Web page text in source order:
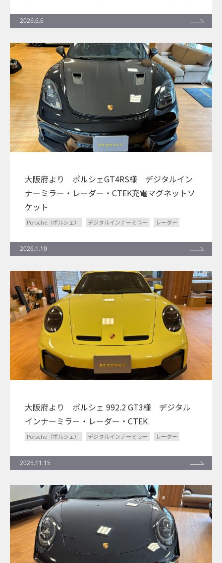
2026.6.6
大阪府より ポルシェGT4RS様 デジタルイン
ナーミラー・レーダー・CTEK充電マグネットソ
ケット
Porsche（ポルシェ） デジタルインナーミラー レーダー
2026.1.19
大阪府より ポルシェ 992.2 GT3様 デジタル
インナーミラー・レーダー・CTEK
Porsche（ポルシェ） デジタルインナーミラー レーダー
2025.11.15